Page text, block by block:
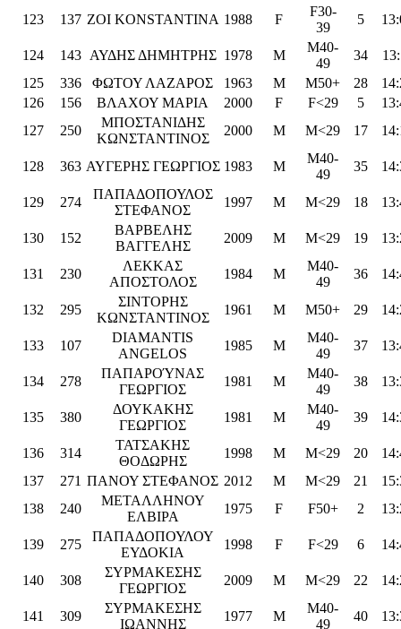
123 137 ZOI KONSTANTINA 1988 F
F30-
39
5
124 143 ΑΥΔΗΣ ΔΗΜΗΤΡΗΣ 1978 M
M40-
49
34
125
336 ΦΩΤΟΥ ΛΑΖΑΡΟΣ 1963 M M50+ 28
126
156 ΒΛΑΧΟΥ ΜΑΡΙΑ 2000 F F<29 5
127
250
ΜΠΟΣΤΑΝΙΔΗΣ
ΚΩΝΣΤΑΝΤΙΝΟΣ
2000 M M<29 17
128 363 ΑΥΓΕΡΗΣ ΓΕΩΡΓΙΟΣ 1983 M
M40-
49
35
129 274
ΠΑΠΑΔΟΠΟΥΛΟΣ
ΣΤΕΦΑΝΟΣ
1997 M M<29 18
130 152
ΒΑΡΒΕΛΗΣ
ΒΑΓΓΕΛΗΣ
2009 M M<29 19
131 230
ΛΕΚΚΑΣ
ΑΠΟΣΤΟΛΟΣ
1984 M
M40-
49
36
132 295
ΣΙΝΤΟΡΗΣ
ΚΩΝΣΤΑΝΤΙΝΟΣ
1961 M M50+ 29
133 107
DIAMANTIS
ANGELOS
1985 M
M40-
49
37
134 278
ΠΑΠΑΡΟΎΝΑΣ
ΓΕΩΡΓΙΟΣ
1981 M
M40-
49
38
135 380
ΔΟΥΚΑΚΗΣ
ΓΕΩΡΓΙΟΣ
1981 M
M40-
49
39
136 314
ΤΑΤΣΑΚΗΣ
ΘΟΔΩΡΗΣ
1998 M M<29 20
137
271 ΠΑΝΟΥ ΣΤΕΦΑΝΟΣ 2012 M M<29 21
138
240
ΜΕΤΑΛΛΗΝΟΥ
ΕΛΒΙΡΑ
1975 F F50+ 2
139 275
ΠΑΠΑΔΟΠΟΥΛΟΥ
ΕΥΔΟΚΙΑ
1998 F F<29 6
140 308
ΣΥΡΜΑΚΕΣΗΣ
ΓΕΩΡΓΙΟΣ
2009 M M<29 22
141 309
ΣΥΡΜΑΚΕΣΗΣ
ΙΩΑΝΝΗΣ
1977 M
M40-
49
40